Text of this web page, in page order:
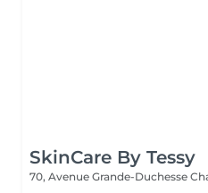
SkinCare By Tessy
70, Avenue Grande-Duchesse